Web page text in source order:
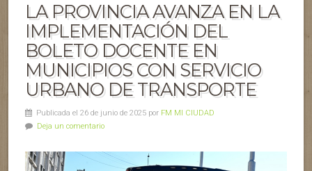
LA PROVINCIA AVANZA EN LA
IMPLEMENTACIÓN DEL
BOLETO DOCENTE EN
MUNICIPIOS CON SERVICIO
URBANO DE TRANSPORTE
Publicada el 26 de junio de 2025 por FM MI CIUDAD
Deja un comentario